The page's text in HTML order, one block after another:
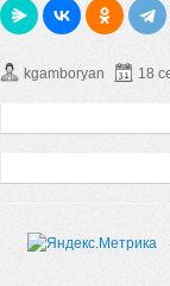
kgamboryan 18